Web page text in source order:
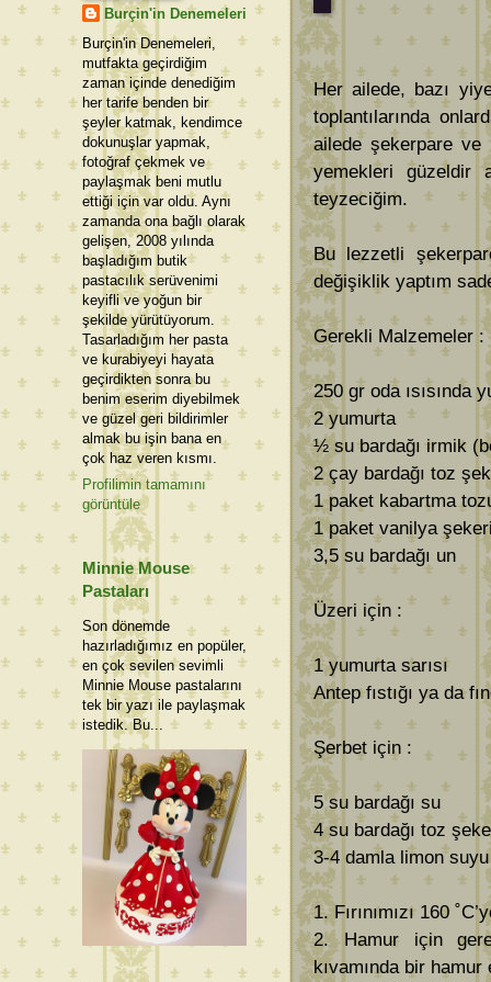
Her ailede, bazı
toplantılarında
ailede şekerpare ve
yemekleri güzeldir
teyzeciğim.
Bu lezzetli
değişiklik yaptım
Gerekli Malzemeler :
250 gr oda ısısında
2 yumurta
½ su bardağı irmik
2 çay bardağı toz
1 paket kabartma
1 paket vanilya
3,5 su bardağı un
Üzeri için :
1 yumurta sarısı
Antep fıstığı ya da
Şerbet için :
5 su bardağı su
4 su bardağı toz
3-4 damla limon suyu
1. Fırınımızı 160
2. Hamur için
kıvamında bir
Burçin'in Denemeleri
Burçin'in Denemeleri,
mutfakta geçirdiğim
zaman içinde denediğim
her tarife benden bir
şeyler katmak, kendimce
dokunuşlar yapmak,
fotoğraf çekmek ve
paylaşmak beni mutlu
ettiği için var oldu. Aynı
zamanda ona bağlı olarak
gelişen, 2008 yılında
başladığım butik
pastacılık serüvenimi
keyifli ve yoğun bir
şekilde yürütüyorum.
Tasarladığım her pasta
ve kurabiyeyi hayata
geçirdikten sonra bu
benim eserim diyebilmek
ve güzel geri bildirimler
almak bu işin bana en
çok haz veren kısmı.
Profilimin tamamını
görüntüle
Minnie Mouse
Pastaları
Son dönemde
hazırladığımız en popüler,
en çok sevilen sevimli
Minnie Mouse pastalarını
tek bir yazı ile paylaşmak
istedik. Bu...